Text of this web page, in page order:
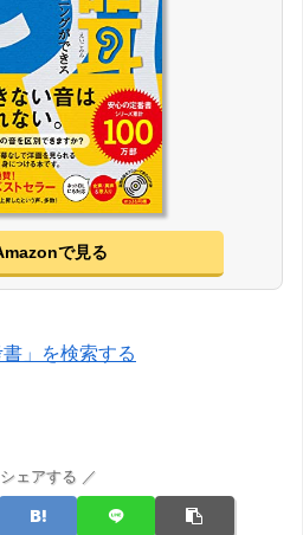
で見る
」を検索する
ェアする ／